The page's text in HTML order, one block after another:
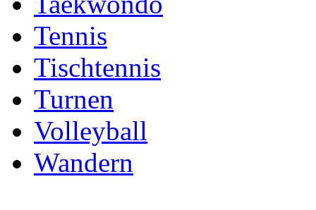
Tennis
Tischtennis
Turnen
Volleyball
Wandern